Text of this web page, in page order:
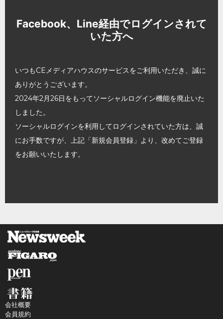
Facebook、Line経由でログインされて
いた方へ
いつもCEメディアハウスのサービスをご利用いただき、誠に
ありがとうございます。
2024年2月26日をもってソーシャルログイン機能を廃止いた
しました。
ソーシャルログインを利用してログインされていた方は、誠
にお手数ですが、上記「新規会員登録」より、改めてご登録
をお願いいたします。
会社概要
会員規約